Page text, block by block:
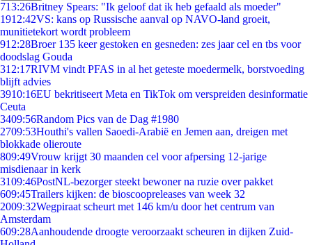
713:26Britney Spears: "Ik geloof dat ik heb gefaald als moeder"
1912:42VS: kans op Russische aanval op NAVO-land groeit,
munitietekort wordt probleem
912:28Broer 135 keer gestoken en gesneden: zes jaar cel en tbs voor
doodslag Gouda
312:17RIVM vindt PFAS in al het geteste moedermelk, borstvoeding
blijft advies
3910:16EU bekritiseert Meta en TikTok om verspreiden desinformatie
Ceuta
3409:56Random Pics van de Dag #1980
2709:53Houthi's vallen Saoedi-Arabië en Jemen aan, dreigen met
blokkade olieroute
809:49Vrouw krijgt 30 maanden cel voor afpersing 12-jarige
misdienaar in kerk
3109:46PostNL-bezorger steekt bewoner na ruzie over pakket
609:45Trailers kijken: de bioscoopreleases van week 32
2009:32Wegpiraat scheurt met 146 km/u door het centrum van
Amsterdam
609:28Aanhoudende droogte veroorzaakt scheuren in dijken Zuid-